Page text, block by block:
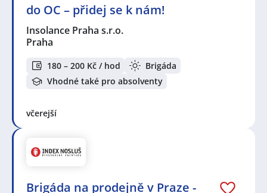
do OC – přidej se k nám!
Insolance Praha s.r.o.
Praha
180 – 200 Kč / hod
Brigáda
Vhodné také pro absolventy
včerejší
Brigáda na prodejně v Praze -